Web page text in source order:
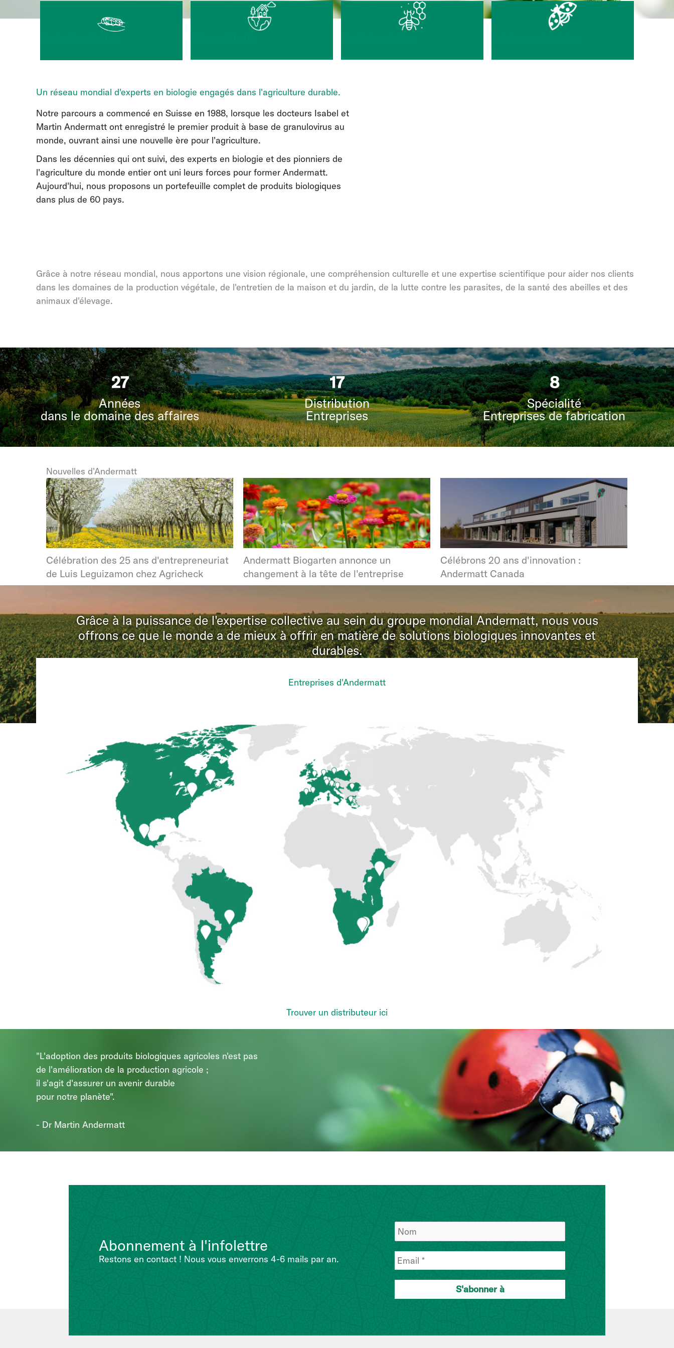
Un réseau mondial d'experts en biologie engagés dans l'agriculture durable.
Notre parcours a commencé en Suisse en 1988, lorsque les docteurs Isabel et
Martin Andermatt ont enregistré le premier produit à base de granulovirus au
monde, ouvrant ainsi une nouvelle ère pour l'agriculture.
Dans les décennies qui ont suivi, des experts en biologie et des pionniers de
l'agriculture du monde entier ont uni leurs forces pour former Andermatt.
Aujourd'hui, nous proposons un portefeuille complet de produits biologiques
dans plus de 60 pays.
Grâce à notre réseau mondial, nous apportons une vision régionale, une compréhension culturelle et une expertise scientifique pour aider nos clients
dans les domaines de la production végétale, de l'entretien de la maison et du jardin, de la lutte contre les parasites, de la santé des abeilles et des
animaux d'élevage.
35
Années
dans le domaine des affaires
21
Distribution
Entreprises
9
Spécialité
Entreprises de fabrication
Nouvelles d'Andermatt
Célébration des 25 ans d'entrepreneuriat
de Luis Leguizamon chez Agricheck
Andermatt Biogarten annonce un
changement à la tête de l'entreprise
Célébrons 20 ans d'innovation :
Andermatt Canada
Grâce à la puissance de l'expertise collective au sein du groupe mondial Andermatt, nous vous
offrons ce que le monde a de mieux à offrir en matière de solutions biologiques innovantes et
durables.
Entreprises d'Andermatt
Trouver un distributeur ici
"L'adoption des produits biologiques agricoles n'est pas
de l'amélioration de la production agricole ;
il s'agit d'assurer un avenir durable
pour notre planète".
- Dr Martin Andermatt
Abonnement à l'infolettre
Restons en contact ! Nous vous enverrons 4-6 mails par an.